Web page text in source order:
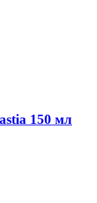
150 мл